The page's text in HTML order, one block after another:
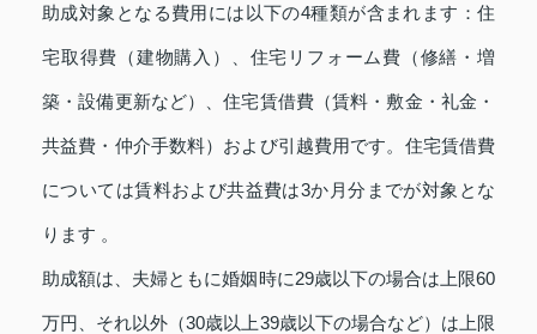
助成対象となる費用には以下の4種類が含まれます：住
宅取得費（建物購入）、住宅リフォーム費（修繕・増
築・設備更新など）、住宅賃借費（賃料・敷金・礼金・
共益費・仲介手数料）および引越費用です。住宅賃借費
については賃料および共益費は3か月分までが対象とな
ります 。
助成額は、夫婦ともに婚姻時に29歳以下の場合は上限60
万円、それ以外（30歳以上39歳以下の場合など）は上限